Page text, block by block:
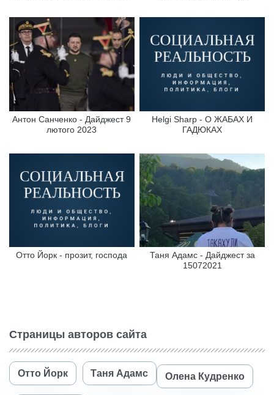
Антон Санченко - Дайджест 9
лютого 2023
Helgi Sharp - О ЖАБАХ И
ГАДЮКАХ
Отто Йорк - прозит, господа
Таня Адамс - Дайджест за
15072021
Страницы авторов сайта
Отто Йорк Таня Адамс Олена Кудренко